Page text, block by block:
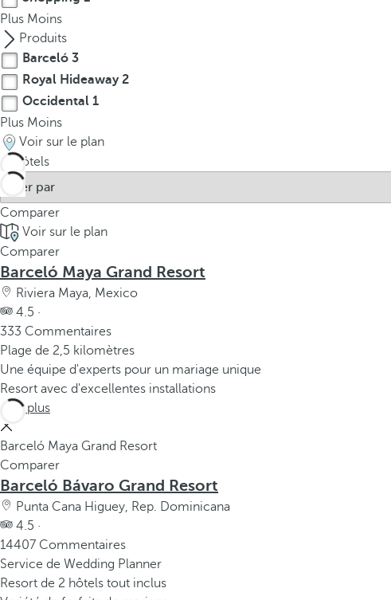
Plus Moins
Produits
Barceló 3
Royal Hideaway2
Occidental 1
Plus Moins
Voir sur le plan
hôtels
Comparer
Voir sur le plan
Comparer
Barceló Maya Grand Resort
Riviera Maya, Mexico
4.5 ·
333 Commentaires
Plage de 2,5 kilomètres
Une équipe d'experts pour un mariage unique
Resort avec d'excellentes installations
Voir plus
Barceló Maya Grand Resort
Comparer
Barceló Bávaro Grand Resort
Punta Cana Higuey, Rep. Dominicana
4.5 ·
14407 Commentaires
Service de Wedding Planner
Resort de 2 hôtels tout inclus